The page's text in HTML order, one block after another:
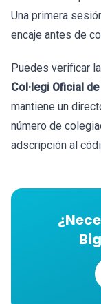
Una primera
encaje antes de
Puedes verificar
Col·legi Oficial
mantiene un
número de
adscripción al